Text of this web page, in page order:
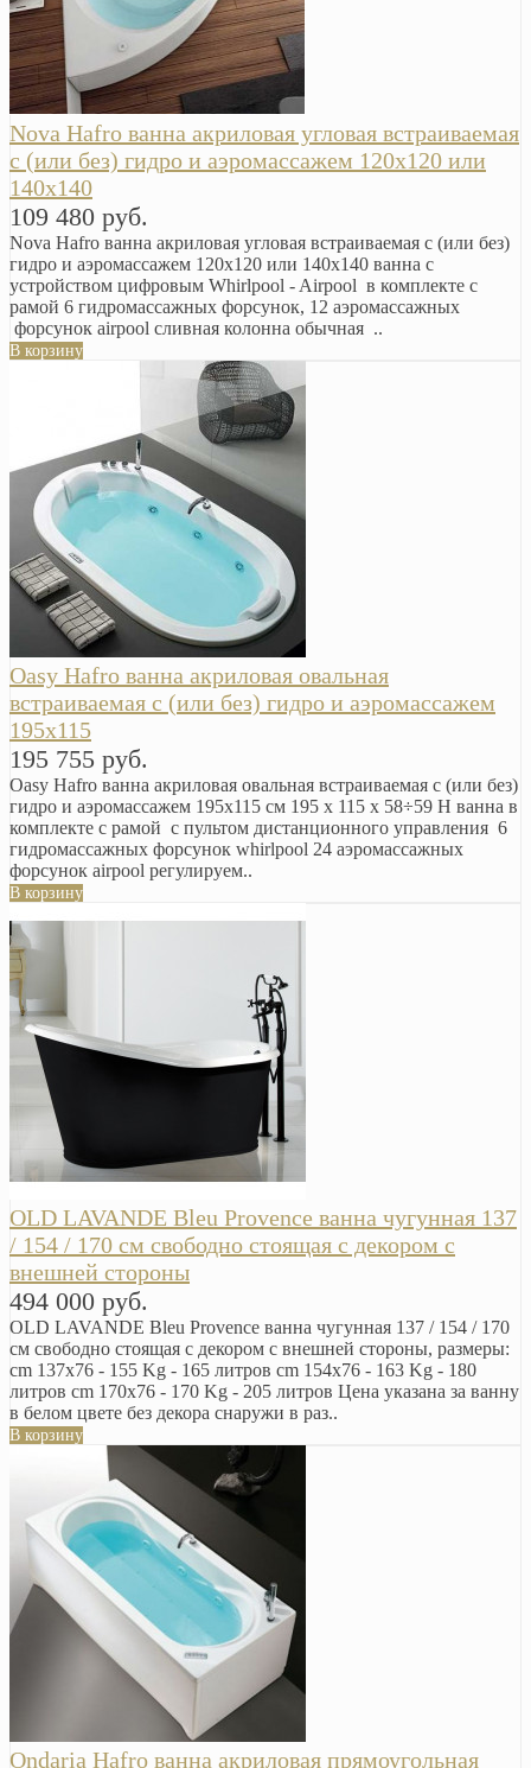
Nova Hafro ванна акриловая угловая встраиваемая
с (или без) гидро и аэромассажем 120х120 или
140х140
109 480 руб.
Nova Hafro ванна акриловая угловая встраиваемая с (или без)
гидро и аэромассажем 120х120 или 140х140 ванна с
устройством цифровым Whirlpool - Airpool в комплекте с
рамой 6 гидромассажных форсунок, 12 аэромассажных
форсунок airpool сливная колонна обычная ..
В корзину
Oasy Hafro ванна акриловая овальная
встраиваемая с (или без) гидро и аэромассажем
195х115
195 755 руб.
Oasy Hafro ванна акриловая овальная встраиваемая с (или без)
гидро и аэромассажем 195х115 см 195 x 115 x 58÷59 H ванна в
комплекте с рамой с пультом дистанционного управления 6
гидромассажных форсунок whirlpool 24 аэромассажных
форсунок airpool регулируем..
В корзину
OLD LAVANDE Bleu Provence ванна чугунная 137
/ 154 / 170 см свободно стоящая с декором с
внешней стороны
494 000 руб.
OLD LAVANDE Bleu Provence ванна чугунная 137 / 154 / 170
см свободно стоящая с декором с внешней стороны, размеры:
cm 137x76 - 155 Kg - 165 литров cm 154x76 - 163 Kg - 180
литров cm 170x76 - 170 Kg - 205 литров Цена указана за ванну
в белом цвете без декора снаружи в раз..
В корзину
Ondaria Hafro ванна акриловая прямоугольная